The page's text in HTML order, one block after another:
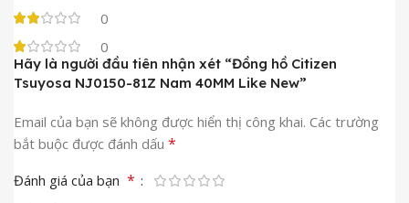
0
0
Hãy là người đầu tiên nhận xét “Đồng hồ Citizen
Tsuyosa NJ0150-81Z Nam 40MM Like New”
Email của bạn sẽ không được hiển thị công khai. Các trường
bắt buộc được đánh dấu *
Đánh giá của bạn *